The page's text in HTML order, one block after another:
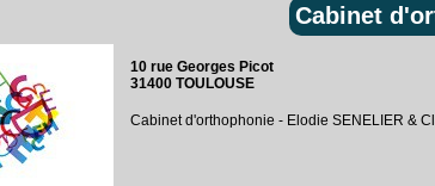
Cabinet
10 rue Georges Picot‎
31400 TOULOUSE
Cabinet d'orthophonie - Elodie SENELIER &